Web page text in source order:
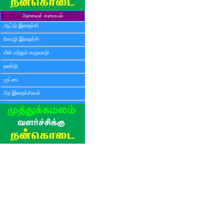
அசைவச் சமையல்
ஆட்டு இறைச்சி
கோழி இறைச்சி
மீன் மற்றும் கருவாடு
நண்டு
முட்டை
பிற இறைச்சிகள்